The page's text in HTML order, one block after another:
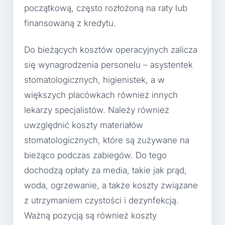
początkową, często rozłożoną na raty lub
finansowaną z kredytu.
Do bieżących kosztów operacyjnych zalicza
się wynagrodzenia personelu – asystentek
stomatologicznych, higienistek, a w
większych placówkach również innych
lekarzy specjalistów. Należy również
uwzględnić koszty materiałów
stomatologicznych, które są zużywane na
bieżąco podczas zabiegów. Do tego
dochodzą opłaty za media, takie jak prąd,
woda, ogrzewanie, a także koszty związane
z utrzymaniem czystości i dezynfekcją.
Ważną pozycją są również koszty